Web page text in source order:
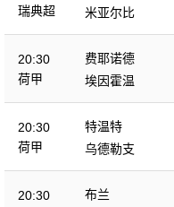
瑞典超
米亚尔比
20:30
荷甲
费耶诺德
埃因霍温
20:30
荷甲
特温特
乌德勒支
20:30
布兰